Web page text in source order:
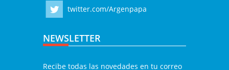
twitter.com/Argenpapa
NEWSLETTER
Recibe todas las novedades en tu correo